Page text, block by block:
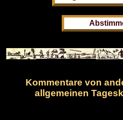
Kommentare von
allgemeinen